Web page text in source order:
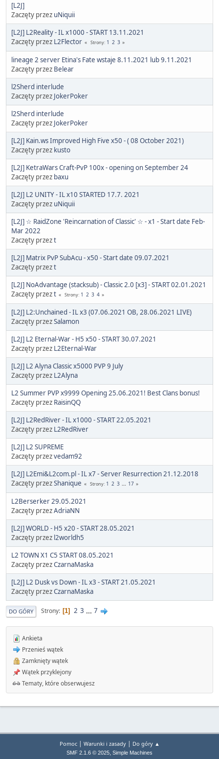
[L2J]
Zaczęty przez uNiquii
[L2J] L2Reality - IL x1000 - START 13.11.2021
Zaczęty przez L2Flector Strony 1 2 3
lineage 2 server Etina's Fate wstaje 8.11.2021 lub 9.11.2021
Zaczęty przez Belear
l2Sherd interlude
Zaczęty przez JokerPoker
l2Sherd interlude
Zaczęty przez JokerPoker
[L2J] Kain.ws Improved High Five x50 - ( 08 October 2021)
Zaczęty przez kusto
[L2J] KetraWars Craft-PvP 100x - opening on September 24
Zaczęty przez baxu
[L2J] L2 UNITY - IL x10 STARTED 17.7. 2021
Zaczęty przez uNiquii
[L2J] ☆ RaidZone 'Reincarnation of Classic' ☆ - x1 - Start date Feb-
Mar 2022
Zaczęty przezt
[L2J] Matrix PvP SubAcu - x50 - Start date 09.07.2021
Zaczęty przezt
[L2J] NoAdvantage (stacksub) - Classic 2.0 [x3] - START 02.01.2021
Zaczęty przezt Strony 1 2 3 4
[L2J] L2:Unchained - IL x3 (07.06.2021 OB, 28.06.2021 LIVE)
Zaczęty przezSalamon
[L2J] L2 Eternal-War - H5 x50 - START 30.07.2021
Zaczęty przez L2Eternal-War
[L2J] L2 Alyna Classic x5000 PVP 9 July
Zaczęty przez L2Alyna
L2 Summer PVP x9999 Opening 25.06.2021! Best Clans bonus!
Zaczęty przez RaisinQQ
[L2J] L2RedRiver - IL x1000 - START 22.05.2021
Zaczęty przez L2RedRiver
[L2J] L2 SUPREME
Zaczęty przezvedam92
[L2J] L2Emi&L2com.pl - IL x7 - Server Resurrection 21.12.2018
Zaczęty przezShanique Strony 1 2 3 ... 17
L2Berserker 29.05.2021
Zaczęty przezAdriaNN
[L2J] WORLD - H5 x20 - START 28.05.2021
Zaczęty przez l2worldh5
L2 TOWN X1 C5 START 08.05.2021
Zaczęty przezCzarnaMaska
[L2J] L2 Dusk vs Down - IL x3 - START 21.05.2021
Zaczęty przezCzarnaMaska
DO GÓRY Strony 1 2 3 ... 7
Ankieta
Przenieś wątek
Zamknięty wątek
Wątek przyklejony
Tematy, które obserwujesz
Pomoc| Warunki i zasady| Do góry ▲
SMF 2.1.6 © 2025, Simple Machines